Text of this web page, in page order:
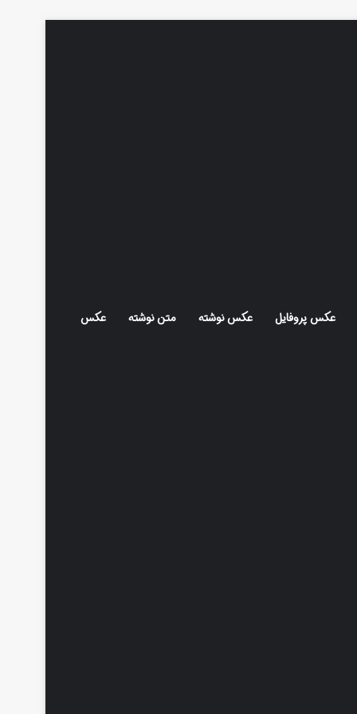
عکس پروفایل عکس نوشته متن نوشته عکس